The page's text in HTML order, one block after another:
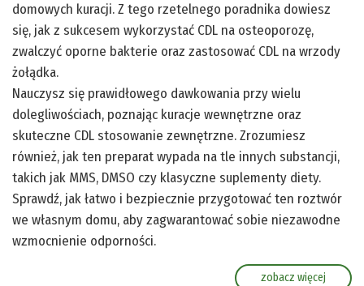
domowych kuracji. Z tego rzetelnego poradnika dowiesz
się, jak z sukcesem wykorzystać CDL na osteoporozę,
zwalczyć oporne bakterie oraz zastosować CDL na wrzody
żołądka.
Nauczysz się prawidłowego dawkowania przy wielu
dolegliwościach, poznając kuracje wewnętrzne oraz
skuteczne CDL stosowanie zewnętrzne. Zrozumiesz
również, jak ten preparat wypada na tle innych substancji,
takich jak MMS, DMSO czy klasyczne suplementy diety.
Sprawdź, jak łatwo i bezpiecznie przygotować ten roztwór
we własnym domu, aby zagwarantować sobie niezawodne
wzmocnienie odporności.
zobacz więcej